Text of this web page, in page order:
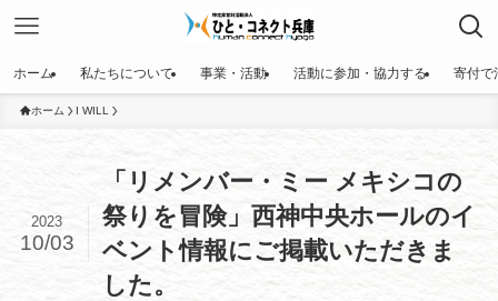
ホーム 私たちについて 事業・活動 活動に参加・協力する 寄付で
ホーム I WILL
「リメンバー・ミー メキシコの
祭りを冒険」西神中央ホールのイ
ベント情報にご掲載いただきま
した。
2023
10/03